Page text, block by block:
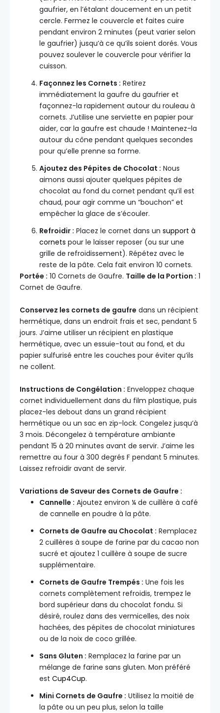
gaufrier, en l’étalant doucement en un petit
cercle. Fermez le couvercle et faites cuire
pendant environ 2 minutes (peut varier selon
le gaufrier) jusqu’à ce qu’ils soient dorés. Vous
pouvez soulever le couvercle pour vérifier la
cuisson.
Façonnez les Cornets : Retirez
immédiatement la gaufre du gaufrier et
façonnez-la rapidement autour du rouleau à
cornets. J’utilise une serviette en papier pour
aider, car la gaufre est chaude ! Maintenez-la
autour du cône pendant quelques secondes
pour qu’elle prenne sa forme.
Ajoutez des Pépites de Chocolat : Nous
aimons aussi ajouter quelques pépites de
chocolat au fond du cornet pendant qu’il est
chaud, pour agir comme un “bouchon” et
empêcher la glace de s’écouler.
Refroidir : Placez le cornet dans un support à
cornets pour le laisser reposer (ou sur une
grille de refroidissement). Répétez avec le
reste de la pâte. Cela fait environ 10 cornets.
Portée : 10 Cornets de Gaufre. Taille de la Portion : 1
Cornet de Gaufre.
Conservez les cornets de gaufre dans un récipient
hermétique, dans un endroit frais et sec, pendant 5
jours. J’aime utiliser un récipient en plastique
hermétique, avec un essuie-tout au fond, et du
papier sulfurisé entre les couches pour éviter qu’ils
ne collent.
Instructions de Congélation : Enveloppez chaque
cornet individuellement dans du film plastique, puis
placez-les debout dans un grand récipient
hermétique ou un sac en zip-lock. Congelez jusqu’à
3 mois. Décongelez à température ambiante
pendant 15 à 20 minutes avant de servir. J’aime les
remettre au four à 300 degrés F pendant 5 minutes.
Laissez refroidir avant de servir.
Variations de Saveur des Cornets de Gaufre :
Cannelle : Ajoutez environ ¼ de cuillère à café
de cannelle en poudre à la pâte.
Cornets de Gaufre au Chocolat : Remplacez
2 cuillères à soupe de farine par du cacao non
sucré et ajoutez 1 cuillère à soupe de sucre
supplémentaire.
Cornets de Gaufre Trempés : Une fois les
cornets complètement refroidis, trempez le
bord supérieur dans du chocolat fondu. Si
désiré, roulez dans des vermicelles, des noix
hachées, des pépites de chocolat miniatures
ou de la noix de coco grillée.
Sans Gluten : Remplacez la farine par un
mélange de farine sans gluten. Mon préféré
est Cup4Cup.
Mini Cornets de Gaufre : Utilisez la moitié de
la pâte ou un peu plus, selon la taille